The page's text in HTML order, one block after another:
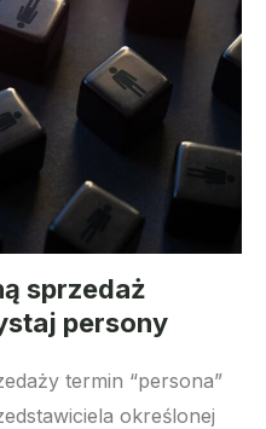
sprzedaż
persony
termin “persona”
określonej